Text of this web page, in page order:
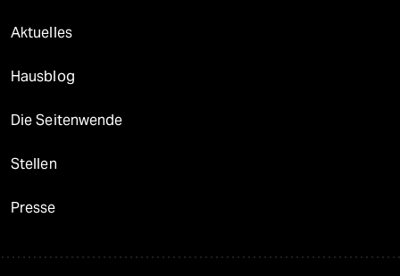
Aktuelles
Hausblog
Die Seitenwende
Stellen
Presse